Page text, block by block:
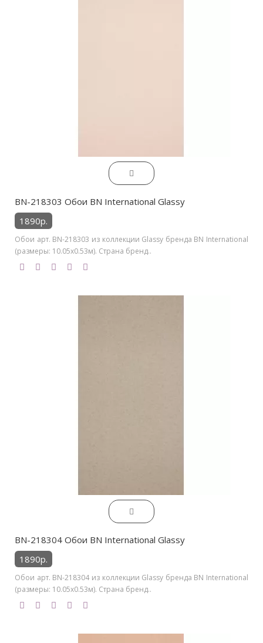
BN-218303 Обои BN International Glassy
1890р.
Обои арт. BN-218303 из коллекции Glassy бренда BN International
(размеры: 10.05х0.53м). Страна бренд..
BN-218304 Обои BN International Glassy
1890р.
Обои арт. BN-218304 из коллекции Glassy бренда BN International
(размеры: 10.05х0.53м). Страна бренд..